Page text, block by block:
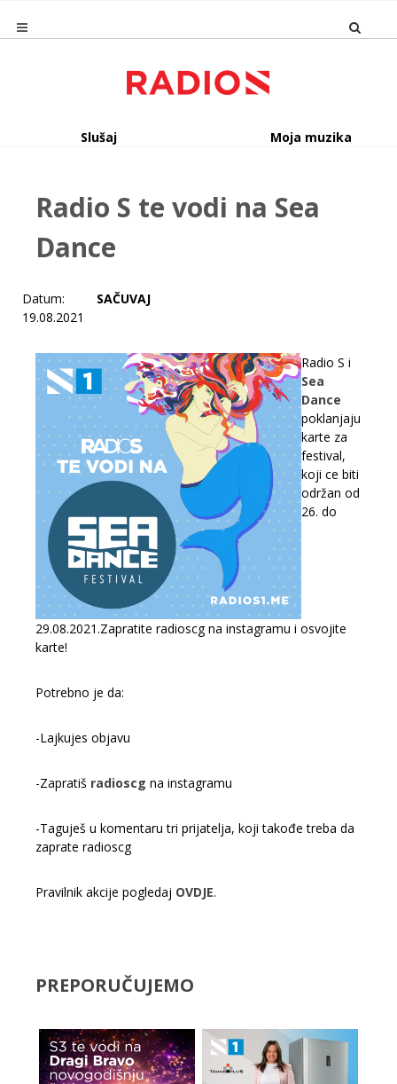
Slušaj Moja muzika
Radio S te vodi na Sea
Dance
Datum:
19.08.2021
SAČUVAJ
Radio S i
Sea
Dance
poklanjaju
karte za
festival,
koji ce biti
održan od
26. do
29.08.2021.Zapratite radioscg na instagramu i osvojite
karte!
Potrebno je da:
-Lajkujes objavu
-Zapratiš radioscg na instagramu
-Taguješ u komentaru tri prijatelja, koji takođe treba da
zaprate radioscg
Pravilnik akcije pogledaj OVDJE.
PREPORUČUJEMO